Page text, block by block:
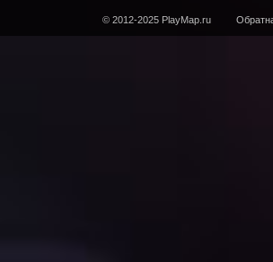
© 2012-2025 PlayMap.ru